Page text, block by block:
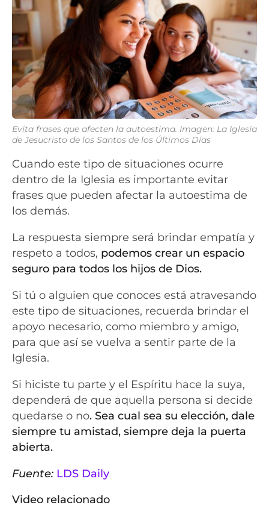
Evita frases que afecten la autoestima. Imagen: La Iglesia
de Jesucristo de los Santos de los Últimos Días
Cuando este tipo de situaciones ocurre
dentro de la Iglesia es importante evitar
frases que pueden afectar la autoestima de
los demás.
La respuesta siempre será brindar empatía y
respeto a todos, podemos crear un espacio
seguro para todos los hijos de Dios.
Si tú o alguien que conoces está atravesando
este tipo de situaciones, recuerda brindar el
apoyo necesario, como miembro y amigo,
para que así se vuelva a sentir parte de la
Iglesia.
Si hiciste tu parte y el Espíritu hace la suya,
dependerá de que aquella persona si decide
quedarse o no. Sea cual sea su elección, dale
siempre tu amistad, siempre deja la puerta
abierta.
Fuente: LDS Daily
Video relacionado